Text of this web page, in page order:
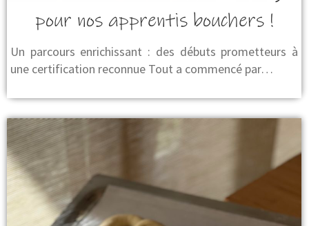
pour nos apprentis bouchers !
Un parcours enrichissant : des débuts prometteurs à
une certification reconnue Tout a commencé par…